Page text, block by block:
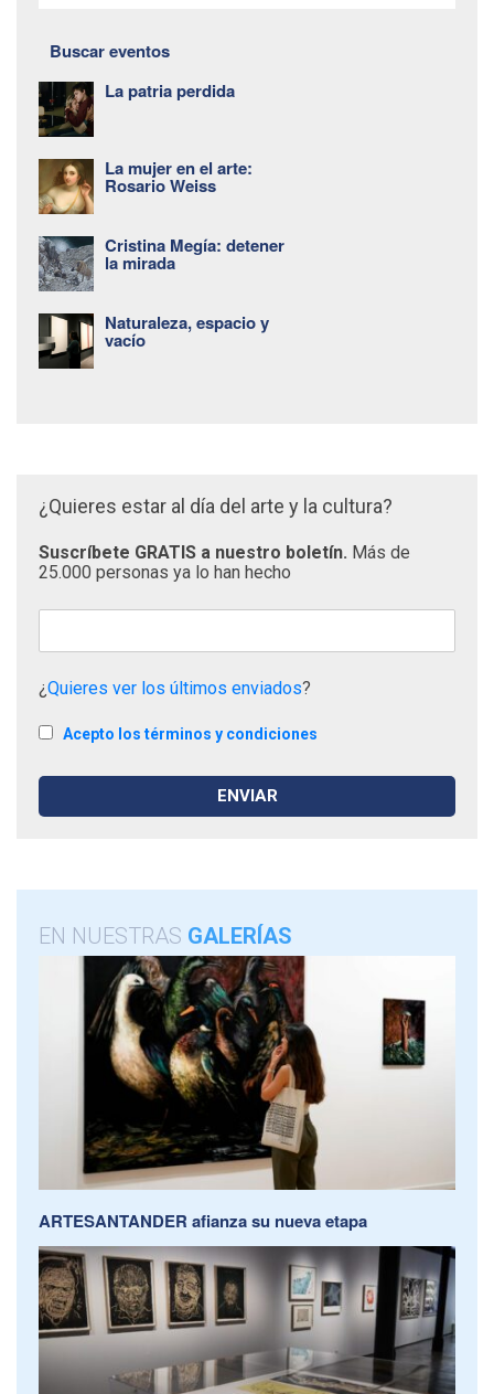
Buscar eventos
La patria perdida
La mujer en el arte:
Rosario Weiss
Cristina Megía: detener
la mirada
Naturaleza, espacio y
vacío
¿Quieres estar al día del arte y la cultura?
Suscríbete GRATIS a nuestro boletín. Más de
25.000 personas ya lo han hecho
¿Quieres ver los últimos enviados?
Acepto los términos y condiciones
EN NUESTRAS GALERÍAS
ARTESANTANDER afianza su nueva etapa